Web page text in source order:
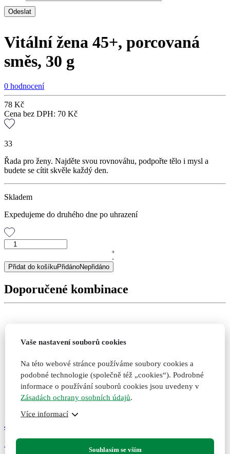
Vitální žena 45+, porcovaná
směs, 30 g
0 hodnocení
78 Kč
Cena bez DPH: 70 Kč
33
Řada pro ženy. Najděte svou rovnováhu, podpořte tělo i mysl a
budete se cítit skvěle každý den.
Skladem
Expedujeme do druhého dne po uhrazení
Vitální
45+,
porcovaná
30
+
-
Přidat do košíkuPřidánoNepřidáno
Doporučené kombinace
499
151
Vaše nastavení souborů cookies
Na této webové stránce používáme soubory cookies a
podobné technologie (společně též „cookies“). Podrobné
informace o používání souborů cookies jsou uvedeny v
Zásadách ochrany osobních údajů.
Více informací
Souhlasím se vším